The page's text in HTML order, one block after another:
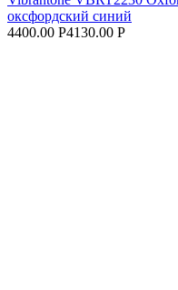
оксфордский синий
4400.00 Р4130.00 Р